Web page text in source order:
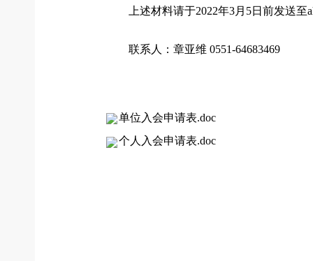
上述材料请于2022年3月5日前发送至
联系人：章亚维 0551-64683469
单位入会申请表.doc
个人入会申请表.doc